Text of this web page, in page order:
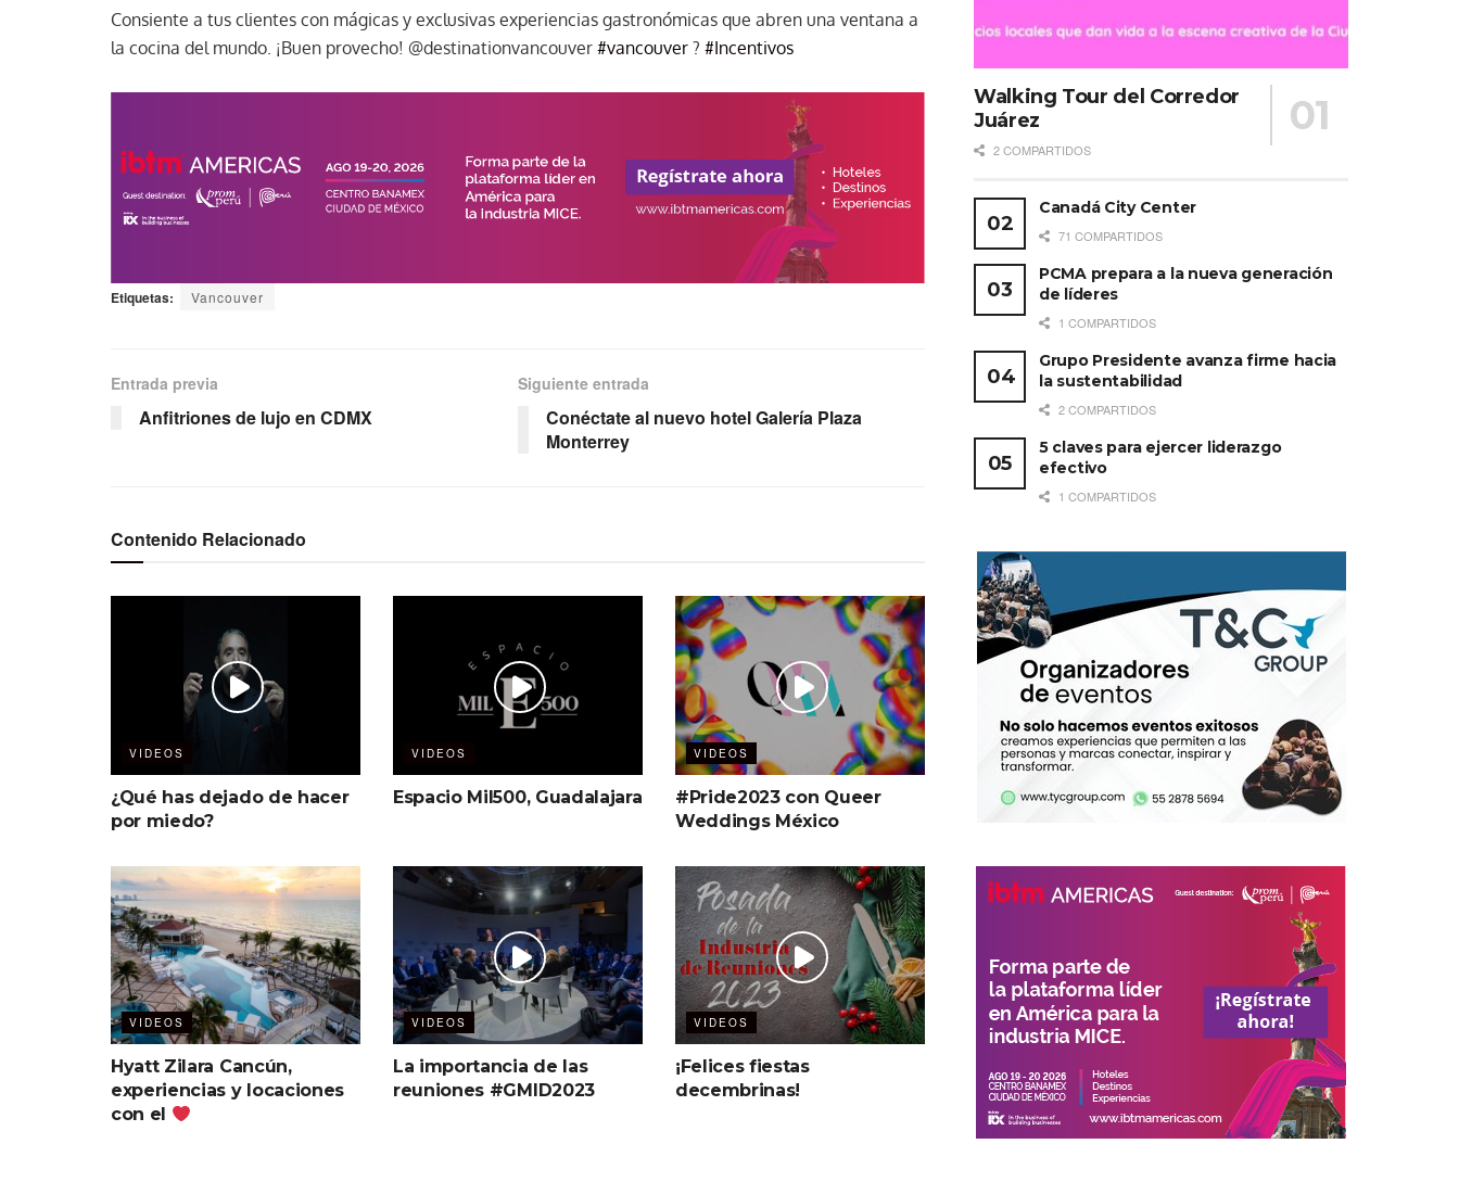
Consiente a tus clientes con mágicas y exclusivas experiencias gastronómicas que abren una ventana a
la cocina del mundo. ¡Buen provecho! @destinationvancouver #vancouver ? #Incentivos
Etiquetas: Vancouver
Entrada previa
Anfitriones de lujo en CDMX
Siguiente entrada
Conéctate al nuevo hotel Galería Plaza
Monterrey
Contenido Relacionado
VIDEOS
¿Qué has dejado de hacer
por miedo?
VIDEOS
Espacio Mil500, Guadalajara
VIDEOS
#Pride2023 con Queer
Weddings México
VIDEOS
Hyatt Zilara Cancún,
experiencias y locaciones
con el
VIDEOS
La importancia de las
reuniones #GMID2023
VIDEOS
¡Felices fiestas
decembrinas!
Walking Tour del Corredor
Juárez
2 COMPARTIDOS
Canadá City Center
71 COMPARTIDOS
PCMA prepara a la nueva generación
de líderes
1 COMPARTIDOS
Grupo Presidente avanza firme hacia
la sustentabilidad
2 COMPARTIDOS
5 claves para ejercer liderazgo
efectivo
1 COMPARTIDOS